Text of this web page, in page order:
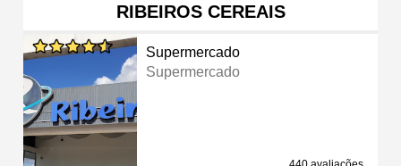
RIBEIROS CEREAIS
Supermercado
Supermercado